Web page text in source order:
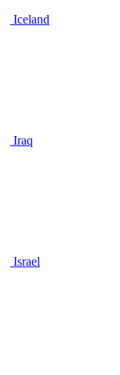
Iceland
Iraq
Israel